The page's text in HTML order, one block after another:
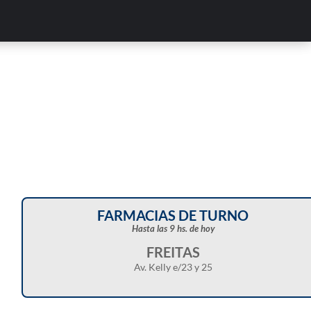
FARMACIAS DE TURNO
Hasta las 9 hs. de hoy
FREITAS
Av. Kelly e/23 y 25